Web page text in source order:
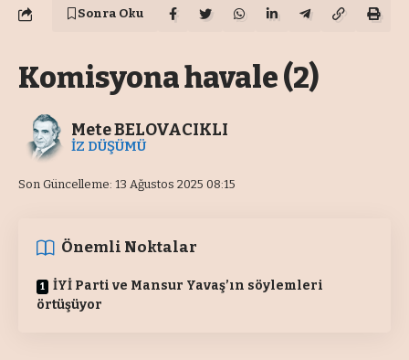
Sonra Oku
Komisyona havale (2)
Son Güncelleme: 13 Ağustos 2025 08:15
Mete BELOVACIKLI
İZ DÜŞÜMÜ
Önemli Noktalar
İYİ Parti ve Mansur Yavaş’ın söylemleri
örtüşüyor